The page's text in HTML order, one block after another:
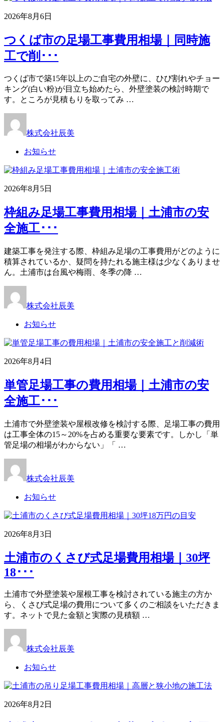
2026年8月6日
つくば市の足場工事費用相場｜同時施
工で削･･･
つくば市で築15年以上のご自宅の外壁に、ひび割れやチョー
キング(白い粉)が目立ち始めたら、外壁塗装の検討時期で
す。ところが見積もりを取ってみ …
株式会社辰美
お知らせ
2026年8月5日
枠組み足場工事費用相場｜土浦市の安
全施工･･･
建築工事を発注する際、枠組み足場の工事費用がどのように
積算されているか、疑問を持たれる施主様は少なくありませ
ん。土浦市は台風や梅雨、冬季の降 …
株式会社辰美
お知らせ
2026年8月4日
単管足場工事の費用相場｜土浦市の安
全施工･･･
土浦市で外壁塗装や屋根改修を検討する際、足場工事の費用
は工事全体の15～20%を占める重要な要素です。しかし「単
管足場の相場がわからない」「 …
株式会社辰美
お知らせ
2026年8月3日
土浦市のくさび式足場費用相場｜30坪
18･･･
土浦市で外壁塗装や屋根工事を検討されている施主の方か
ら、くさび式足場の費用について多くのご相談をいただきま
す。ネットで見た金額と実際の見積額 …
株式会社辰美
お知らせ
2026年8月2日